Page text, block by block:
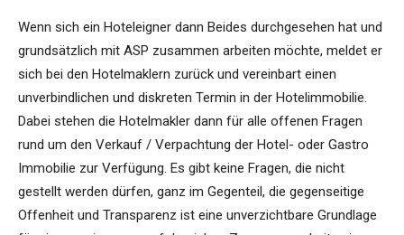
Wenn sich ein Hoteleigner dann Beides durchgesehen hat und
grundsätzlich mit ASP zusammen arbeiten möchte, meldet er
sich bei den Hotelmaklern zurück und vereinbart einen
unverbindlichen und diskreten Termin in der Hotelimmobilie.
Dabei stehen die Hotelmakler dann für alle offenen Fragen
rund um den Verkauf / Verpachtung der Hotel- oder Gastro
Immobilie zur Verfügung. Es gibt keine Fragen, die nicht
gestellt werden dürfen, ganz im Gegenteil, die gegenseitige
Offenheit und Transparenz ist eine unverzichtbare Grundlage